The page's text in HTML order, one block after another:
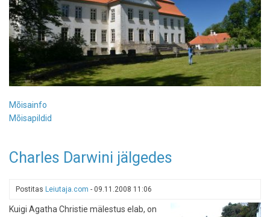
Mõisainfo
Mõisapildid
Charles Darwini jälgedes
Postitas Leiutaja.com - 09.11.2008 11:06
Kuigi Agatha Christie mälestus elab, on